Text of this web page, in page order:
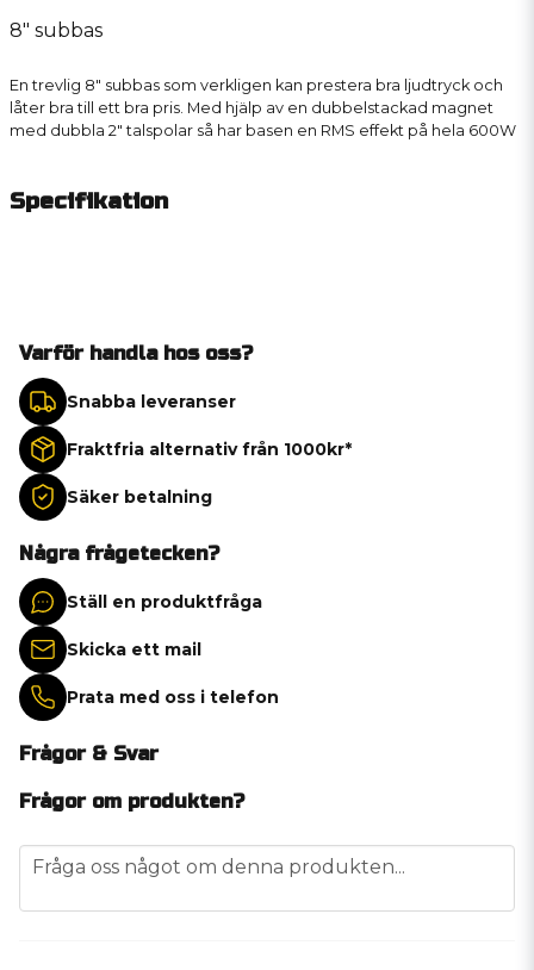
8" subbas
En trevlig 8" subbas som verkligen kan prestera bra ljudtryck och
låter bra till ett bra pris. Med hjälp av en dubbelstackad magnet
med dubbla 2" talspolar så har basen en RMS effekt på hela 600W
Specifikation
Varför handla hos oss?
Snabba leveranser
Fraktfria alternativ från 1000kr*
Säker betalning
Några frågetecken?
Ställ en produktfråga
Skicka ett mail
Prata med oss i telefon
Frågor & Svar
Frågor om produkten?
question
Fråga oss något om denna produkten...